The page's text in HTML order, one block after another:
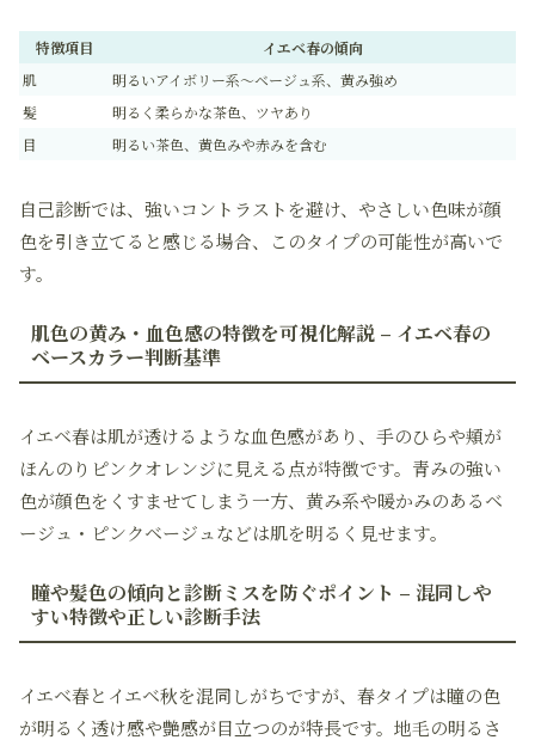
特徴項目
イエベ春の傾向
肌
明るいアイボリー系～ベージュ系、黄み強め
髪
明るく柔らかな茶色、ツヤあり
目
明るい茶色、黄色みや赤みを含む
自己診断では、強いコントラストを避け、やさしい色味が顔
色を引き立てると感じる場合、このタイプの可能性が高いで
す。
肌色の黄み・血色感の特徴を可視化解説 – イエベ春の
ベースカラー判断基準
イエベ春は肌が透けるような血色感があり、手のひらや頬が
ほんのりピンクオレンジに見える点が特徴です。青みの強い
色が顔色をくすませてしまう一方、黄み系や暖かみのあるベ
ージュ・ピンクベージュなどは肌を明るく見せます。
瞳や髪色の傾向と診断ミスを防ぐポイント – 混同しや
すい特徴や正しい診断手法
イエベ春とイエベ秋を混同しがちですが、春タイプは瞳の色
が明るく透け感や艶感が目立つのが特長です。地毛の明るさ